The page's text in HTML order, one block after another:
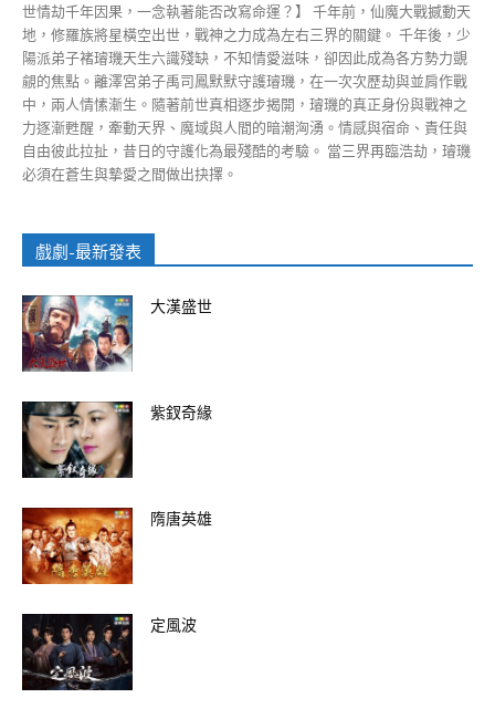
世情劫千年因果，一念執著能否改寫命運？】 千年前，仙魔大戰撼動天
地，修羅族將星橫空出世，戰神之力成為左右三界的關鍵。 千年後，少
陽派弟子褚璿璣天生六識殘缺，不知情愛滋味，卻因此成為各方勢力覬
覦的焦點。離澤宮弟子禹司鳳默默守護璿璣，在一次次歷劫與並肩作戰
中，兩人情愫漸生。隨著前世真相逐步揭開，璿璣的真正身份與戰神之
力逐漸甦醒，牽動天界、魔域與人間的暗潮洶湧。情感與宿命、責任與
自由彼此拉扯，昔日的守護化為最殘酷的考驗。 當三界再臨浩劫，璿璣
必須在蒼生與摯愛之間做出抉擇。
戲劇-最新發表
大漢盛世
紫釵奇緣
隋唐英雄
定風波